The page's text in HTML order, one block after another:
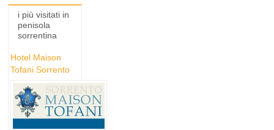
i più visitati in
penisola
sorrentina
Hotel Maison
Tofani Sorrento